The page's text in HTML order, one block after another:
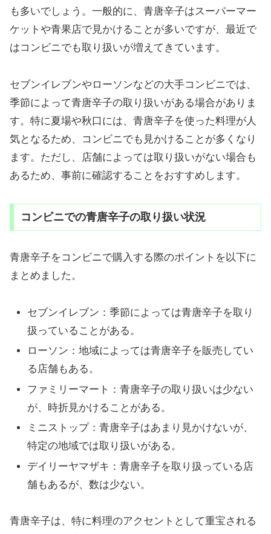
も多いでしょう。一般的に、青唐辛子はスーパーマー
ケットや青果店で見かけることが多いですが、最近で
はコンビニでも取り扱いが増えてきています。
セブンイレブンやローソンなどの大手コンビニでは、
季節によって青唐辛子の取り扱いがある場合がありま
す。特に夏場や秋口には、青唐辛子を使った料理が人
気となるため、コンビニでも見かけることが多くなり
ます。ただし、店舗によっては取り扱いがない場合も
あるため、事前に確認することをおすすめします。
コンビニでの青唐辛子の取り扱い状況
青唐辛子をコンビニで購入する際のポイントを以下に
まとめました。
セブンイレブン：季節によっては青唐辛子を取り
扱っていることがある。
ローソン：地域によっては青唐辛子を販売してい
る店舗もある。
ファミリーマート：青唐辛子の取り扱いは少ない
が、時折見かけることがある。
ミニストップ：青唐辛子はあまり見かけないが、
特定の地域では取り扱いがある。
デイリーヤマザキ：青唐辛子を取り扱っている店
舗もあるが、数は少ない。
青唐辛子は、特に料理のアクセントとして重宝される